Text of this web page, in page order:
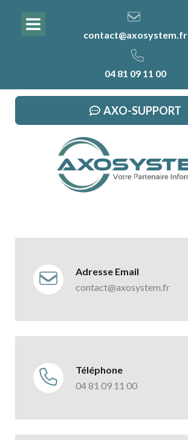
contact@axosystem.fr
04 81 09 11 00
AXO-SUPPORT
Adresse Email
contact@axosystem.fr
Téléphone
04 81 09 11 00